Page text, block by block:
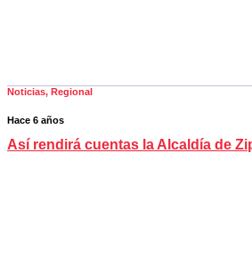
Noticias, Regional
Hace 6 años
Así rendirá cuentas la Alcaldía de